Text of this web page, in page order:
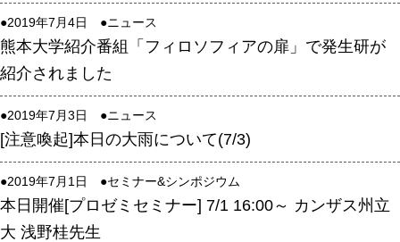
筋発生再生分野
入学・求人案内
入学者案内
求人案内
研究支援
リエゾンラボLILAについて
●2019年7月4日 ●ニュース
熊本大学紹介番組「フィロソフィアの扉」で発生研が
紹介されました
●2019年7月3日 ●ニュース
[注意喚起]本日の大雨について(7/3)
●2019年7月1日 ●セミナー&シンポジウム
本日開催[プロゼミセミナー] 7/1 16:00～ カンザス州立
大 浅野桂先生